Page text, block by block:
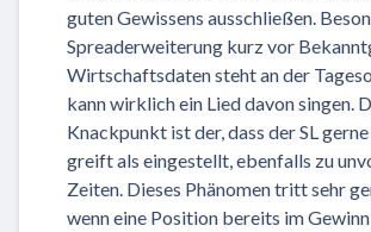
guten Gewissens ausschließen.
Spreaderweiterung kurz vor
Wirtschaftsdaten steht an der
kann wirklich ein Lied davon singen.
Knackpunkt ist der, dass der SL
greift als eingestellt, ebenfalls zu
Zeiten. Dieses Phänomen tritt sehr
wenn eine Position bereits im Gewinn